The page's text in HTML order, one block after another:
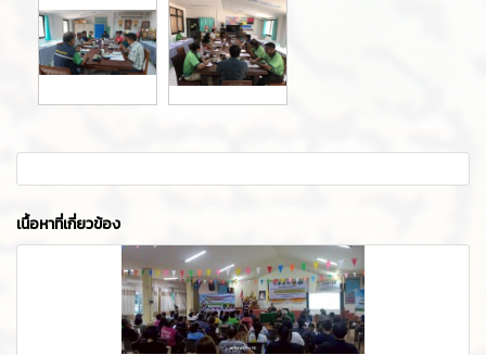
เนื้อหาที่เกี่ยวข้อง